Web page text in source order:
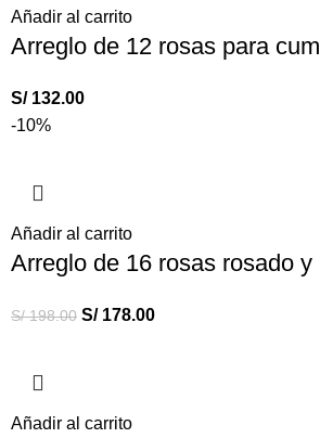
Añadir al carrito
Arreglo de 12 rosas para
S/132.00
-10%
Añadir al carrito
Arreglo de 16 rosas rosado y
S/198.00 S/178.00
Añadir al carrito